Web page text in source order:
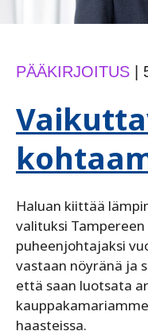
PÄÄKIRJOITUS
Haluan kiittää
valituksi
puheenjohtajaksi
vastaan nöyränä ja
että saan luotsata
haasteissa.